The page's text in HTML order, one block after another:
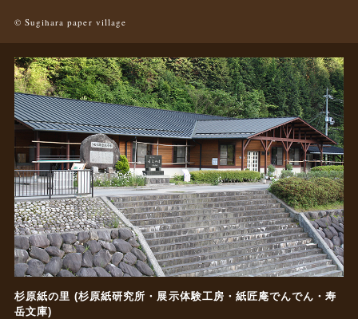
© Sugihara paper village
杉原紙の里 (杉原紙研究所・展示体験工房・紙匠庵でんでん・寿
岳文庫)